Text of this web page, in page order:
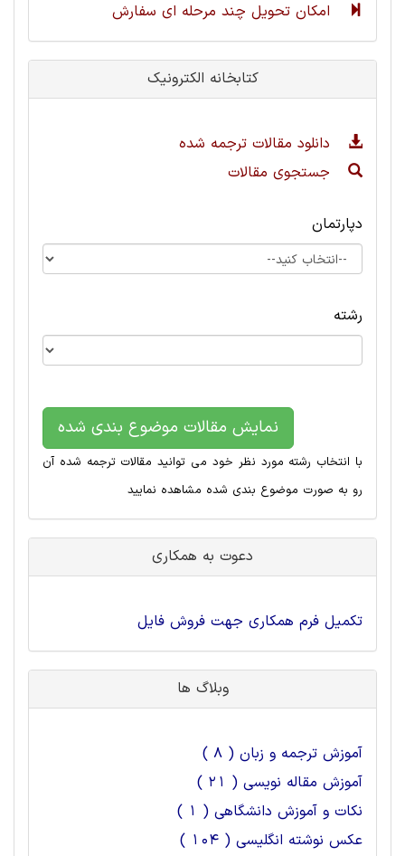
امکان تحویل چند مرحله ای سفارش
کتابخانه الکترونیک
دانلود مقالات ترجمه شده
جستجوی مقالات
دپارتمان
رشته
نمایش مقالات موضوع بندی شده
با انتخاب رشته مورد نظر خود می توانید مقالات ترجمه شده آن
رو به صورت موضوع بندی شده مشاهده نمایید
دعوت به همکاری
تکمیل فرم همکاری جهت فروش فایل
وبلاگ ها
آموزش ترجمه و زبان ( 8 )
آموزش مقاله نویسی ( 21 )
نکات و آموزش دانشگاهی ( 1 )
عکس نوشته انگلیسی ( 104 )